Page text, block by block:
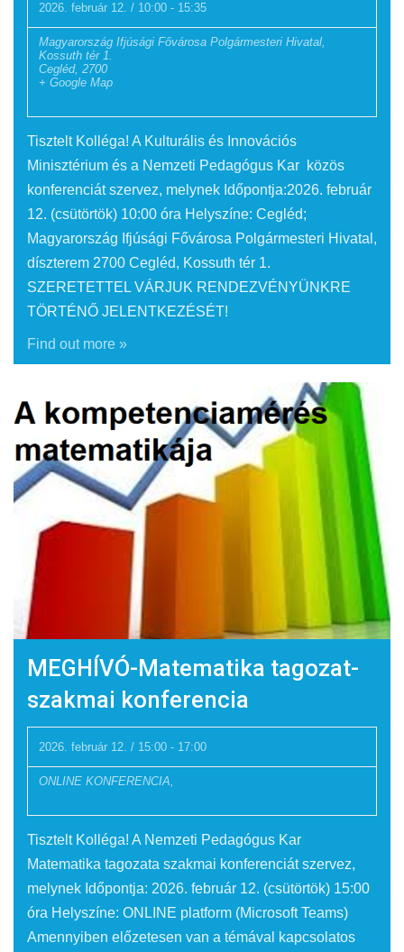
2026. február 12. / 10:00 - 15:35
Magyarország Ifjúsági Fővárosa Polgármesteri Hivatal,
Kossuth tér 1.
Cegléd, 2700
+ Google Map
Tisztelt Kolléga! A Kulturális és Innovációs
Minisztérium és a Nemzeti Pedagógus Kar közös
konferenciát szervez, melynek Időpontja:2026. február
12. (csütörtök) 10:00 óra Helyszíne: Cegléd;
Magyarország Ifjúsági Fővárosa Polgármesteri Hivatal,
díszterem 2700 Cegléd, Kossuth tér 1.
SZERETETTEL VÁRJUK RENDEZVÉNYÜNKRE
TÖRTÉNŐ JELENTKEZÉSÉT!
Find out more »
MEGHÍVÓ-Matematika tagozat-
szakmai konferencia
2026. február 12. / 15:00 - 17:00
ONLINE KONFERENCIA,
Tisztelt Kolléga! A Nemzeti Pedagógus Kar
Matematika tagozata szakmai konferenciát szervez,
melynek Időpontja: 2026. február 12. (csütörtök) 15:00
óra Helyszíne: ONLINE platform (Microsoft Teams)
Amennyiben előzetesen van a témával kapcsolatos